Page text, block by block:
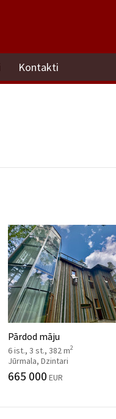
Kontakti
Pārdod māju
6 ist., 3 st., 382 m2
Jūrmala, Dzintari
665 000 EUR